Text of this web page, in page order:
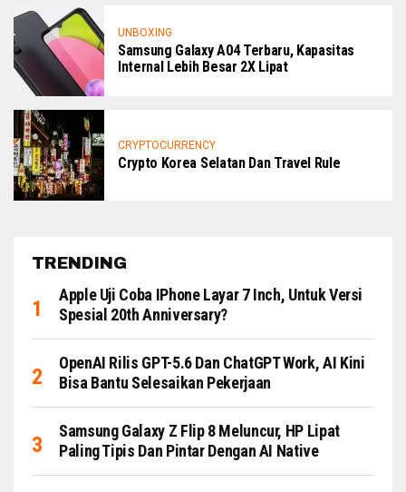
UNBOXING
Samsung Galaxy A04 Terbaru, Kapasitas
Internal Lebih Besar 2X Lipat
CRYPTOCURRENCY
Crypto Korea Selatan Dan Travel Rule
TRENDING
Apple Uji Coba IPhone Layar 7 Inch, Untuk Versi
Spesial 20th Anniversary?
OpenAI Rilis GPT-5.6 Dan ChatGPT Work, AI Kini
Bisa Bantu Selesaikan Pekerjaan
Samsung Galaxy Z Flip 8 Meluncur, HP Lipat
Paling Tipis Dan Pintar Dengan AI Native